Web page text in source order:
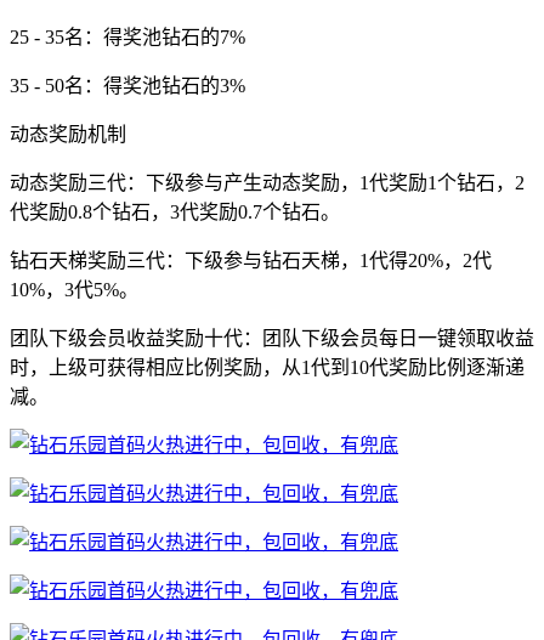
25 - 35名：得奖池钻石的7%
35 - 50名：得奖池钻石的3%
动态奖励机制
动态奖励三代：下级参与产生动态奖励，1代奖励1个钻石，2
代奖励0.8个钻石，3代奖励0.7个钻石。
钻石天梯奖励三代：下级参与钻石天梯，1代得20%，2代
10%，3代5%。
团队下级会员收益奖励十代：团队下级会员每日一键领取收益
时，上级可获得相应比例奖励，从1代到10代奖励比例逐渐递
减。